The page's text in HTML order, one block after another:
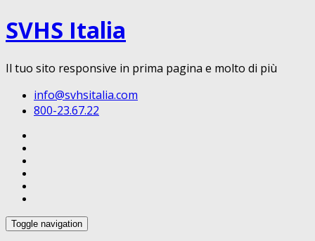
SVHS Italia
Il tuo sito responsive in prima pagina e molto di più
info@svhsitalia.com
800-23.67.22
Toggle navigation